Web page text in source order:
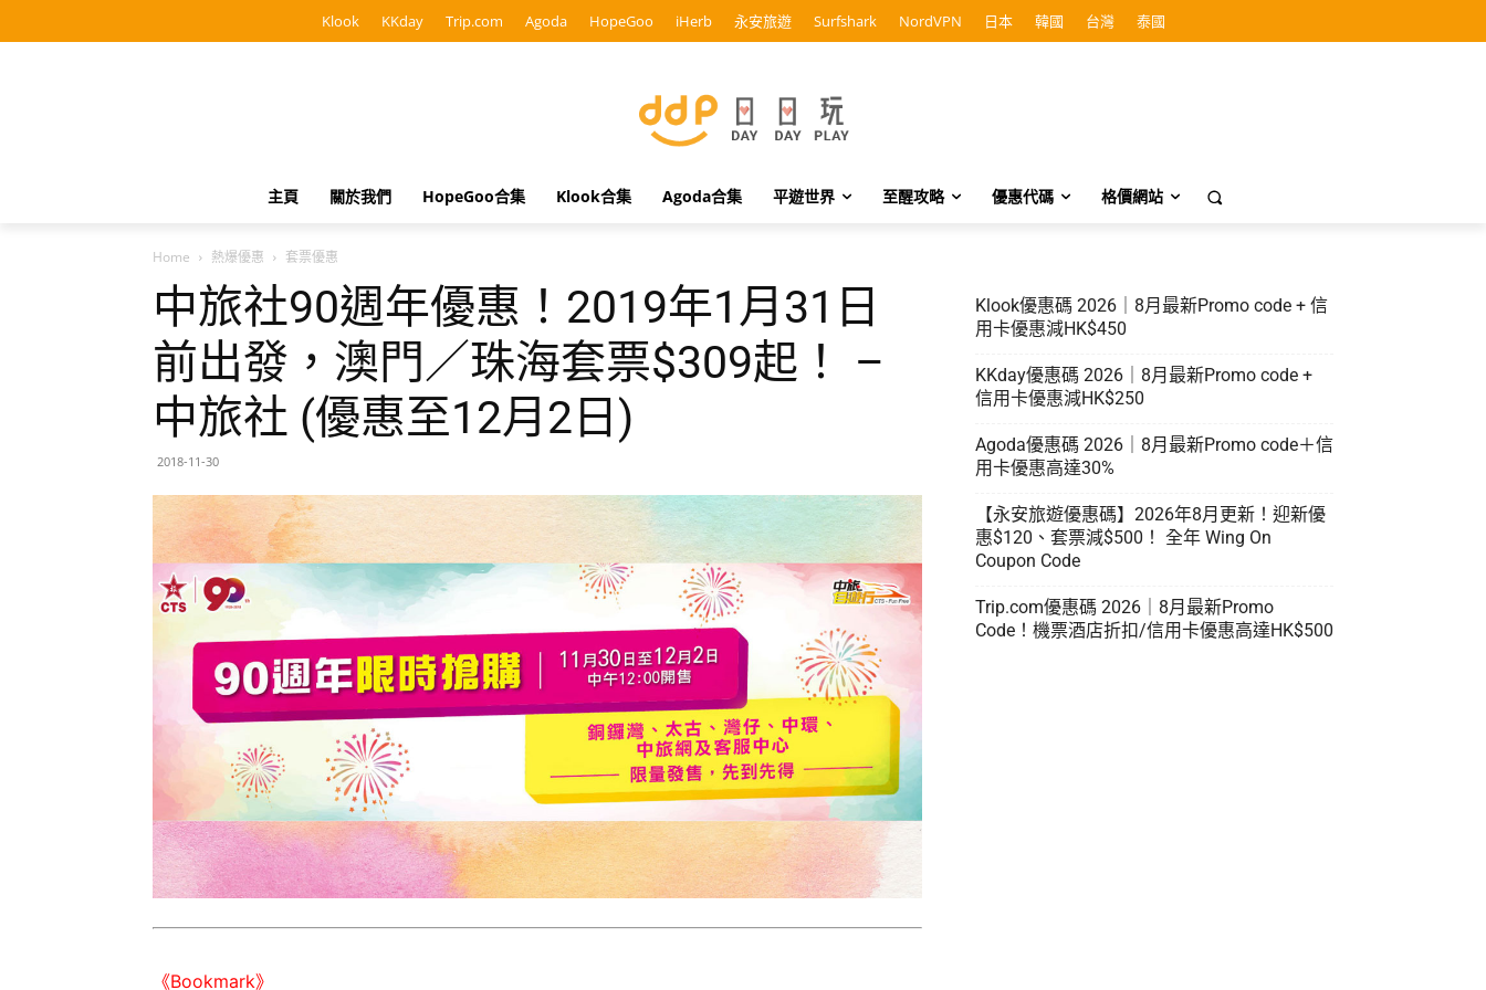
Klook KKday Trip.com Agoda HopeGoo iHerb 永安旅遊 Surfshark NordVPN 日本 韓國 台灣 泰國
主頁 關於我們 HopeGoo合集 Klook合集 Agoda合集 平遊世界 至醒攻略 優惠代碼 格價網站
Home 熱爆優惠 套票優惠
中旅社90週年優惠！2019年1月31日
前出發，澳門／珠海套票$309起！ –
中旅社 (優惠至12月2日)
2018-11-30
《Bookmark》
Klook優惠碼 2026｜8月最新Promo code + 信
用卡優惠減HK$450
KKday優惠碼 2026｜8月最新Promo code +
信用卡優惠減HK$250
Agoda優惠碼 2026｜8月最新Promo code＋信
用卡優惠高達30%
【永安旅遊優惠碼】2026年8月更新！迎新優
惠$120、套票減$500！ 全年 Wing On
Coupon Code
Trip.com優惠碼 2026｜8月最新Promo
Code！機票酒店折扣/信用卡優惠高達HK$500